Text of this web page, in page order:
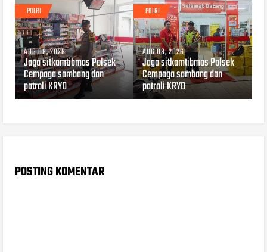
POLRI
AUG 08, 2026
Jaga sitkamtibmas Polsek
Cempaga sambang dan
patroli KRYD
POLRI
AUG 08, 2026
Jaga sitkamtibmas Polsek
Cempaga sambang dan
patroli KRYD
POSTING KOMENTAR